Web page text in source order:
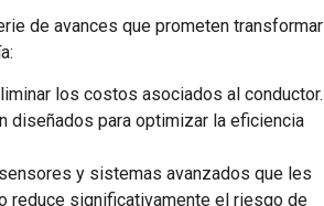
de avances que prometen transformar
los costos asociados al conductor.
diseñados para optimizar la eficiencia
y sistemas avanzados que les
reduce significativamente el riesgo de